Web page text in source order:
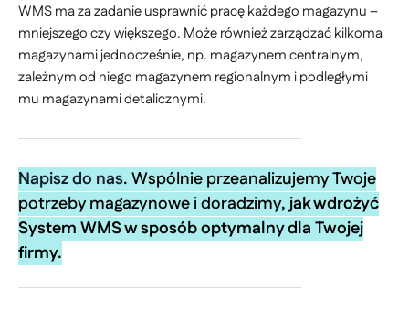
WMS ma za zadanie usprawnić pracę każdego magazynu –
mniejszego czy większego. Może również zarządzać kilkoma
magazynami jednocześnie, np. magazynem centralnym,
zależnym od niego magazynem regionalnym i podległymi
mu magazynami detalicznymi.
Napisz do nas. Wspólnie przeanalizujemy Twoje
potrzeby magazynowe i doradzimy,jak wdrożyć
System WMS w sposób optymalny dla Twojej
firmy.